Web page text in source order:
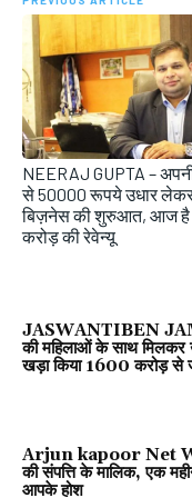
NEERAJ GUPTA –
से 50000 रूपये उधार
बिज़नेस की शुरुआत, आज है
करोड़ की रेवेन्यू
JASWANTIBEN
की महिलाओं के साथ
खड़ा किया 1600 करोड़ से
Arjun kapoor Net
की संपत्ति के मालिक, एक
आपके होश